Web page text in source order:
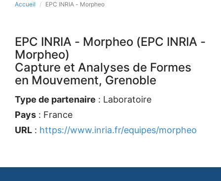
Accueil EPC INRIA - Morpheo
EPC INRIA - Morpheo (EPC INRIA -
Morpheo)
Capture et Analyses de Formes
en Mouvement, Grenoble
Type de partenaire : Laboratoire
Pays : France
URL : https://www.inria.fr/equipes/morpheo